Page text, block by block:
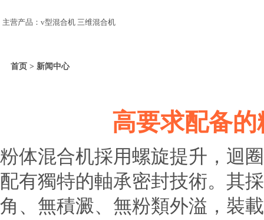
主营产品：v型混合机 三维混合机
首页 > 新闻中心
高要求配备
粉体混合机採用螺旋提升，迴
配有獨特的軸承密封技術。其
角、無積澱、無粉類外溢，裝